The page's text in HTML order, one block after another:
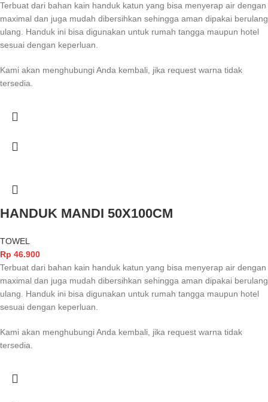
Terbuat dari bahan kain handuk katun yang bisa menyerap air dengan
maximal dan juga mudah dibersihkan sehingga aman dipakai berulang
ulang. Handuk ini bisa digunakan untuk rumah tangga maupun hotel
sesuai dengan keperluan.
Kami akan menghubungi Anda kembali, jika request warna tidak
tersedia.
HANDUK MANDI 50X100CM
TOWEL
Rp 46.900
Terbuat dari bahan kain handuk katun yang bisa menyerap air dengan
maximal dan juga mudah dibersihkan sehingga aman dipakai berulang
ulang. Handuk ini bisa digunakan untuk rumah tangga maupun hotel
sesuai dengan keperluan.
Kami akan menghubungi Anda kembali, jika request warna tidak
tersedia.